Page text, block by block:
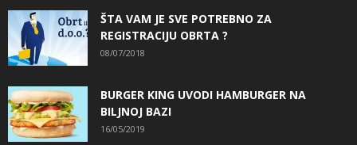
ŠTA VAM JE SVE POTREBNO ZA
REGISTRACIJU OBRTA ?
08/07/2018
BURGER KING UVODI HAMBURGER NA
BILJNOJ BAZI
16/05/2019